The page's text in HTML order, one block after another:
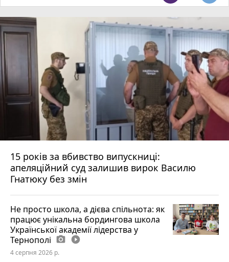
15 років за вбивство випускниці:
апеляційний суд залишив вирок Василю
Гнатюку без змін
Не просто школа, а дієва спільнота: як
працює унікальна бордингова школа
Української академії лідерства у
Тернополі photo_camera play_circle_filled
4 серпня 2026 р.